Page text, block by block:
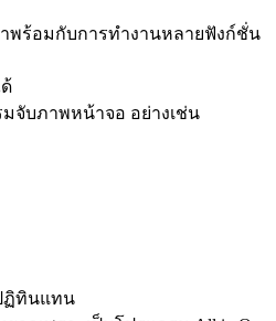
พร้อมกับการทำงานหลายฟังก์ชั่น
จับภาพหน้าจอ อย่างเช่น
ฏิทินแทน